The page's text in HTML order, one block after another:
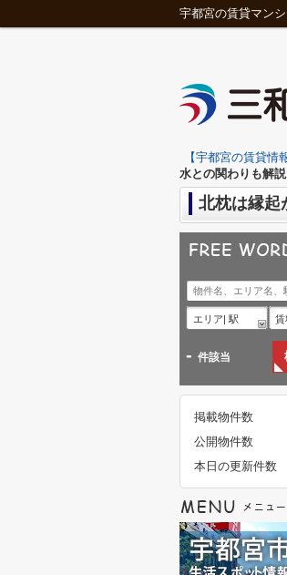
宇都宮の賃貸マン
【宇都宮の賃貸
水との関わりも解説
北枕は縁起
エリア| 駅 賃
- 件該当
掲載物件数
公開物件数
本日の更新件数